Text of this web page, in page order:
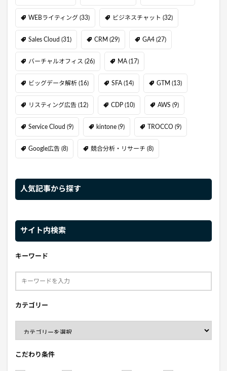
WEBライティング (33) ビジネスチャット (32)
Sales Cloud (31) CRM (29) GA4 (27)
バーチャルオフィス (26) MA (17)
ビッグデータ解析 (16) SFA (14) GTM (13)
リスティング広告 (12) CDP (10) AWS (9)
Service Cloud (9) kintone (9) TROCCO (9)
Google広告 (8) 競合分析・リサーチ (8)
人気記事から探す
サイト内検索
キーワード
カテゴリー
こだわり条件